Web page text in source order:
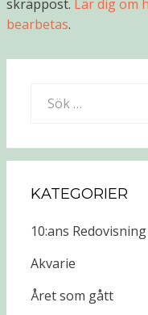
skräppost. Lär dig om
bearbetas.
efter:
KATEGORIER
10:ans Redovisning
Akvarie
Året som gått